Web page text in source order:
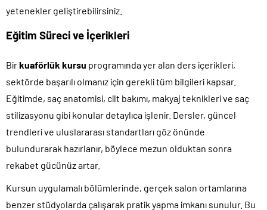
yetenekler geliştirebilirsiniz.
Eğitim Süreci ve İçerikleri
Birkuaförlük kursu programında yer alan ders içerikleri,
sektörde başarılı olmanız için gerekli tüm bilgileri kapsar.
Eğitimde, saç anatomisi, cilt bakımı, makyaj teknikleri ve saç
stilizasyonu gibi konular detaylıca işlenir. Dersler, güncel
trendleri ve uluslararası standartları göz önünde
bulundurarak hazırlanır, böylece mezun olduktan sonra
rekabet gücünüz artar.
Kursun uygulamalı bölümlerinde, gerçek salon ortamlarına
benzer stüdyolarda çalışarak pratik yapma imkanı sunulur. Bu